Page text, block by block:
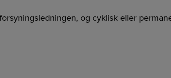
og cyklisk eller